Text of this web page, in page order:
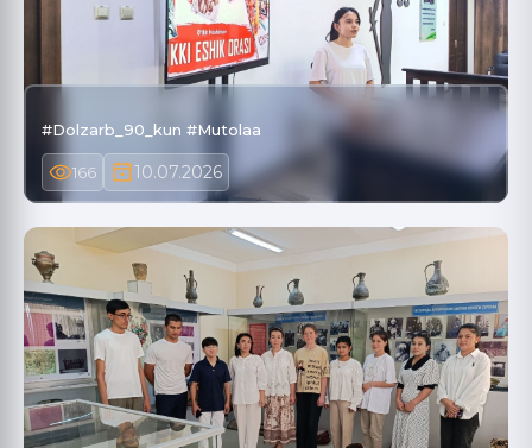
#Dolzarb_90_kun #Mutolaa
166 10.07.2026